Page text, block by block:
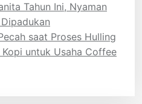
Tahun Ini, Nyaman
saat Proses Hulling
untuk Usaha Coffee